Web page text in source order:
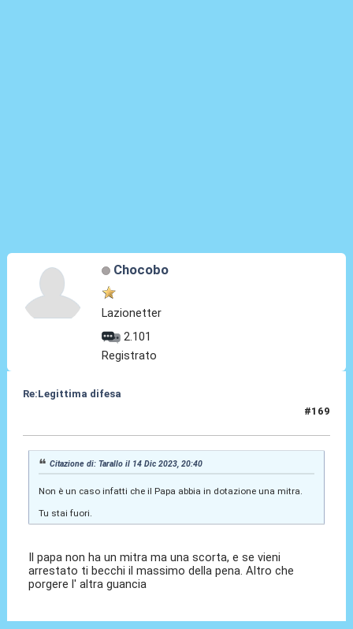
Chocobo
Lazionetter
2.101
Registrato
Re:Legittima difesa
#169
Citazione di: Tarallo il 14 Dic 2023, 20:40
Non è un caso infatti che il Papa abbia in dotazione una mitra.
Tu stai fuori.
Il papa non ha un mitra ma una scorta, e se vieni
arrestato ti becchi il massimo della pena. Altro che
porgere l' altra guancia